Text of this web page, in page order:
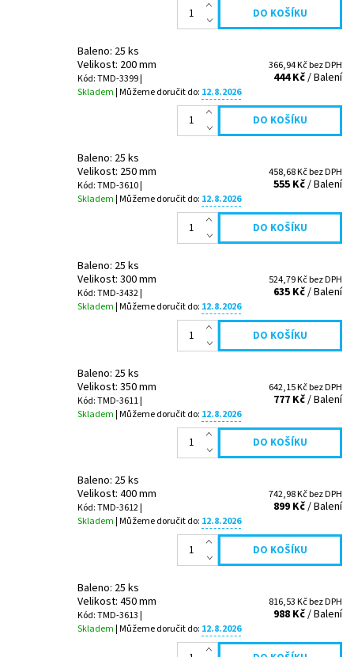
Baleno: 25 ks
Velikost: 200 mm
Kód: TMD-3399 |
Skladem| Můžeme doručit do: 12.8.2026
366,94 Kč bez DPH
444 Kč/ Balení
Baleno: 25 ks
Velikost: 250 mm
Kód: TMD-3610 |
Skladem| Můžeme doručit do: 12.8.2026
458,68 Kč bez DPH
555 Kč/ Balení
Baleno: 25 ks
Velikost: 300 mm
Kód: TMD-3432 |
Skladem| Můžeme doručit do: 12.8.2026
524,79 Kč bez DPH
635 Kč/ Balení
Baleno: 25 ks
Velikost: 350 mm
Kód: TMD-3611 |
Skladem| Můžeme doručit do: 12.8.2026
642,15 Kč bez DPH
777 Kč/ Balení
Baleno: 25 ks
Velikost: 400 mm
Kód: TMD-3612 |
Skladem| Můžeme doručit do: 12.8.2026
742,98 Kč bez DPH
899 Kč/ Balení
Baleno: 25 ks
Velikost: 450 mm
Kód: TMD-3613 |
Skladem| Můžeme doručit do: 12.8.2026
816,53 Kč bez DPH
988 Kč/ Balení